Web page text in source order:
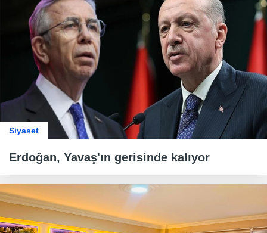
Siyaset
Erdoğan, Yavaş'ın gerisinde kalıyor